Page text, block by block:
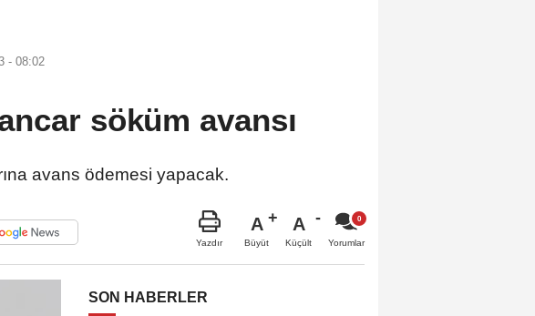
- 08:02
söküm avansı
avans ödemesi yapacak.
Yazdır
A
Büyüt
A
Küçült Yorumlar
SON HABERLER